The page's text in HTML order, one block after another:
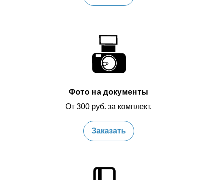
Фото на документы
От 300 руб. за комплект.
Заказать